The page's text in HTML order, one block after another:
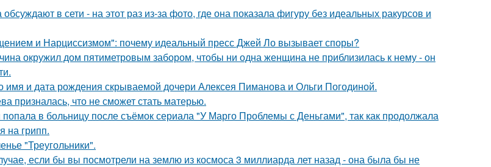
в сети - на этот раз из-за фото, где она показала фигуру без идеальных ракурсов и
и Нарциссизмом": почему идеальный пресс Джей Ло вызывает споры?
окружил дом пятиметровым забором, чтобы ни одна женщина не приблизилась к нему - он
имя и дата рождения скрываемой дочери Алексея Пиманова и Ольги Погодиной.
призналась, что не сможет стать матерью.
в больницу после съёмок сериала "У Марго Проблемы с Деньгами", так как продолжала
на грипп.
"Треугольники".
если бы вы посмотрели на землю из космоса 3 миллиарда лет назад - она была бы не